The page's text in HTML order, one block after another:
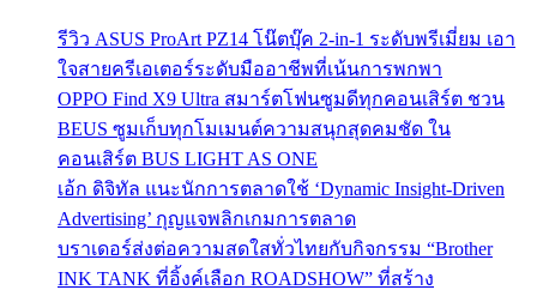
รีวิว ASUS ProArt PZ14 โน๊ตบุ๊ค 2-in-1 ระดับพรีเมี่ยม เอา
ใจสายครีเอเตอร์ระดับมืออาชีพที่เน้นการพกพา
OPPO Find X9 Ultra สมาร์ตโฟนซูมดีทุกคอนเสิร์ต ชวน
BEUS ซูมเก็บทุกโมเมนต์ความสนุกสุดคมชัด ใน
คอนเสิร์ต BUS LIGHT AS ONE
เอ้ก ดิจิทัล แนะนักการตลาดใช้ ‘Dynamic Insight-Driven
Advertising’ กุญแจพลิกเกมการตลาด
บราเดอร์ส่งต่อความสดใสทั่วไทยกับกิจกรรม “Brother
INK TANK ที่อิ้งค์เลือก ROADSHOW” ที่สร้าง